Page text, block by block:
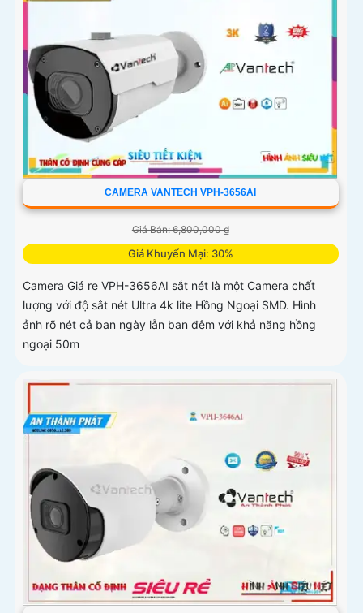
CAMERA VANTECH VPH-3656AI
Giá Bán: 6,800,000 ₫
Giá Khuyến Mại: 30%
Camera Giá re VPH-3656AI sắt nét là một Camera chất
lượng với độ sắt nét Ultra 4k lite Hồng Ngoại SMD. Hình
ảnh rõ nét cả ban ngày lẫn ban đêm với khả năng hồng
ngoại 50m